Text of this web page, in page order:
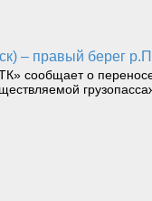
– правый берег
сообщает о